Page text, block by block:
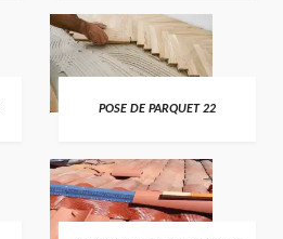
POSE DE PARQUET 22